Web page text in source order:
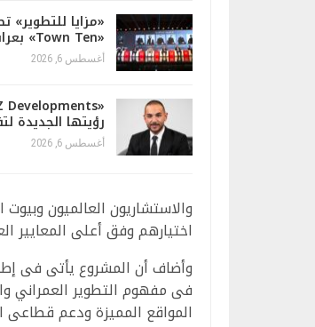
«مزايا
«Town Ten» بعرابى الجديدة…
أغسطس 6, 2026
رؤيتها الجديدة
أغسطس 6, 2026
والاستشاريون العالميون
اختيارهم وفق أعلى المعايير
وأضاف أن المشروع يأتى فى
فى مفهوم التطوير العمراني
المواقع المميزة ودعم قطاعى